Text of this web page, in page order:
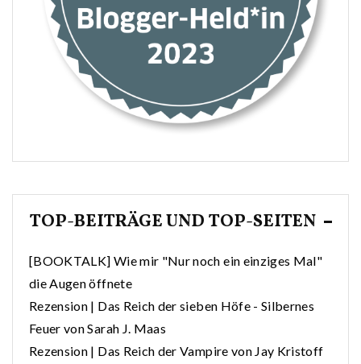
TOP-BEITRÄGE UND TOP-SEITEN
[BOOKTALK] Wie mir "Nur noch ein einziges Mal"
die Augen öffnete
Rezension | Das Reich der sieben Höfe - Silbernes
Feuer von Sarah J. Maas
Rezension | Das Reich der Vampire von Jay Kristoff